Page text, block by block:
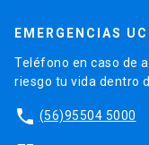
EMERGENCIAS UC
Teléfono en caso de
riesgo tu vida dentro
phone (56)95504 5000